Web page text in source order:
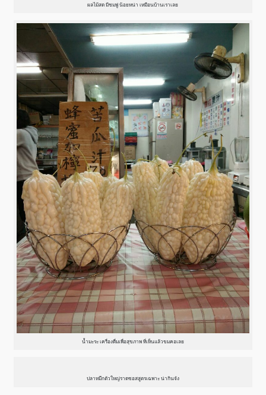
ผลไม้สด มีชมพู่ น้อยหน่า เหมือนบ้านเราเลย
น้ำมะระ เครื่องดื่มเพื่อสุขภาพ ที่เห็นแล้วขมคอเลย
ปลาหมึกตัวใหญ่ราดซอสสูตรเฉพาะ น่ากินจัง